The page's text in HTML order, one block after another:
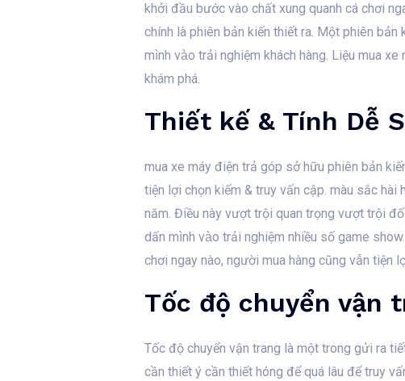
khởi đầu bước vào chất xung quanh cá chơi
chính là phiên bản kiến thiết ra. Một phiên
mình vào trải nghiệm khách hàng. Liệu mua
khám phá.
Thiết kế & Tính Dễ
mua xe máy điện trả góp sở hữu phiên bản
tiện lợi chọn kiếm & truy vấn cập. màu sắc
năm. Điều này vượt trội quan trọng vượt trội
dấn mình vào trải nghiệm nhiều số game
chơi ngay nào, người mua hàng cũng vẫn tiện
Tốc độ chuyển vận
Tốc độ chuyển vận trang là một trong gửi ra
cần thiết ý cần thiết hóng để quá lâu để truy